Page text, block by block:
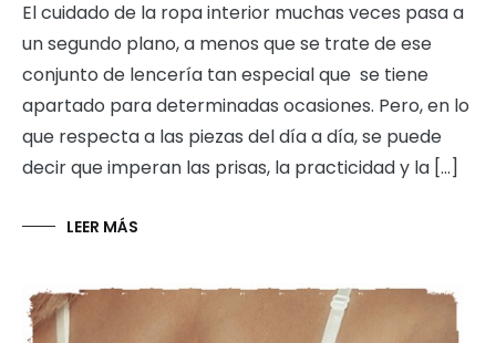
El cuidado de la ropa interior muchas veces pasa a
un segundo plano, a menos que se trate de ese
conjunto de lencería tan especial que se tiene
apartado para determinadas ocasiones. Pero, en lo
que respecta a las piezas del día a día, se puede
decir que imperan las prisas, la practicidad y la […]
LEER MÁS